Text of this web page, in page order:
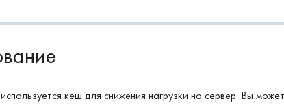
кеш для снижения нагрузки на сервер. Вы